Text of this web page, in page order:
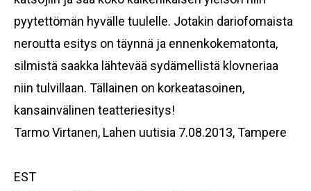
pyytettömän hyvälle tuulelle. Jotakin dariofomaista
neroutta esitys on täynnä ja ennenkokematonta,
silmistä saakka lähtevää sydämellistä klovneriaa
niin tulvillaan. Tällainen on korkeatasoinen,
kansainvälinen teatteriesitys!
Tarmo Virtanen, Lahen uutisia 7.08.2013, Tampere
EST